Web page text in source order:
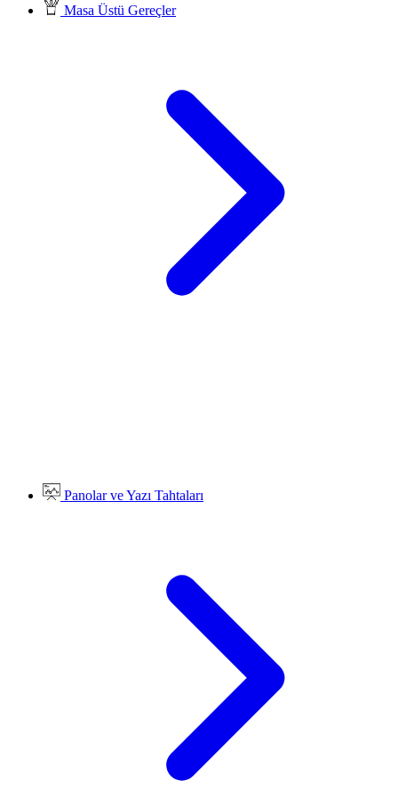
Masa Üstü Gereçler
Panolar ve Yazı Tahtaları